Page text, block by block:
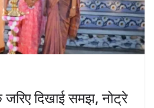
दिखाई समझ, नोट्रे